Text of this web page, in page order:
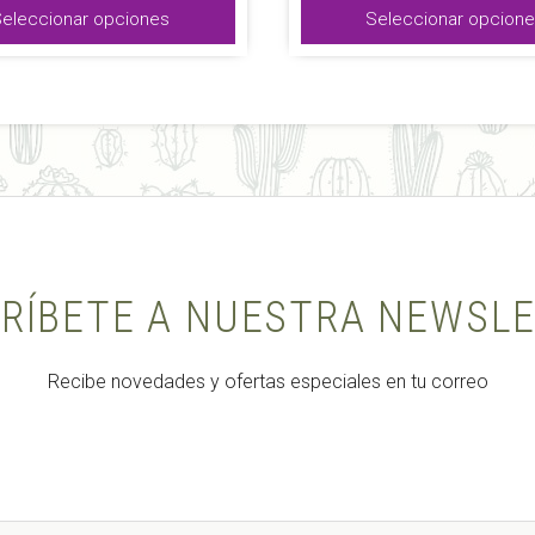
precios:
opciones Seleccionar
la
página
de
A NUESTRA
Recibe novedades y ofertas especiales en tu correo